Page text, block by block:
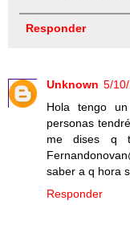
Responder
Unknown 5/
Hola tengo
personas
me dises q
saber a q hora
Responder